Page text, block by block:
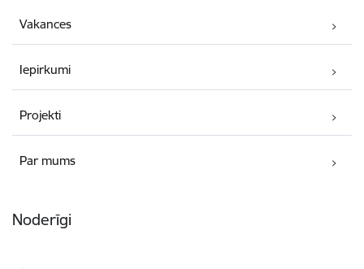
Vakances
Iepirkumi
Projekti
Par mums
Noderīgi